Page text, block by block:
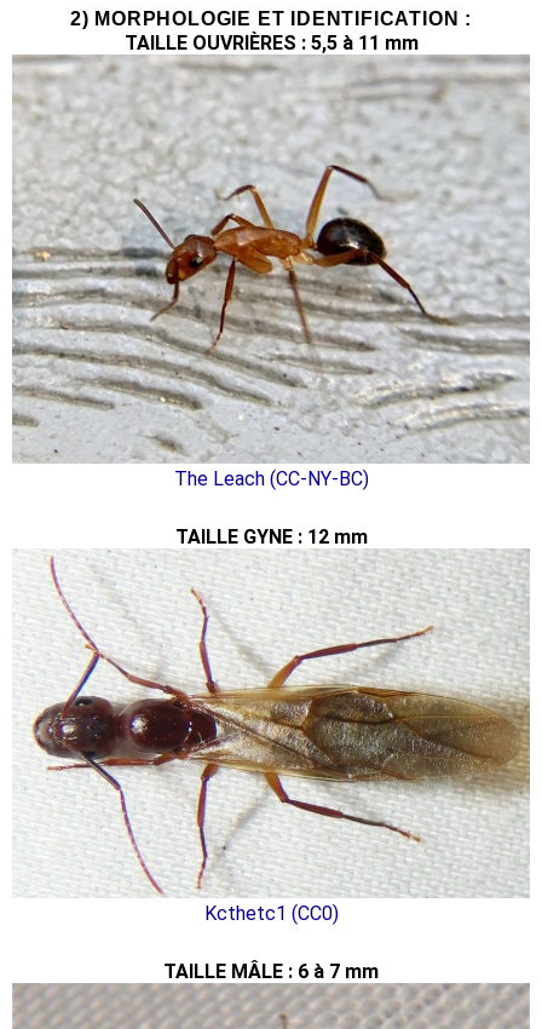
2) MORPHOLOGIE ET IDENTIFICATION :
TAILLE OUVRIÈRES : 5,5 à 11 mm
The Leach (CC-NY-BC)
TAILLE GYNE : 12 mm
Kcthetc1 (CC0)
TAILLE MÂLE : 6 à 7 mm